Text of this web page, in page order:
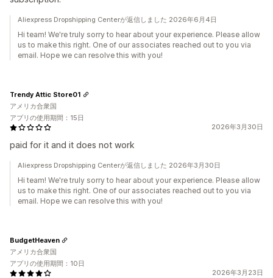
Aliexpress Dropshipping Centerが返信しました 2026年6月4日
Hi team! We're truly sorry to hear about your experience. Please allow
us to make this right. One of our associates reached out to you via
email. Hope we can resolve this with you!
2026年3月30日
paid for it and it does not work
Trendy Attic Store01
アメリカ合衆国
アプリの使用期間：15日
Aliexpress Dropshipping Centerが返信しました 2026年3月30日
Hi team! We're truly sorry to hear about your experience. Please allow
us to make this right. One of our associates reached out to you via
email. Hope we can resolve this with you!
2026年3月23日
BudgetHeaven
アメリカ合衆国
アプリの使用期間：10日